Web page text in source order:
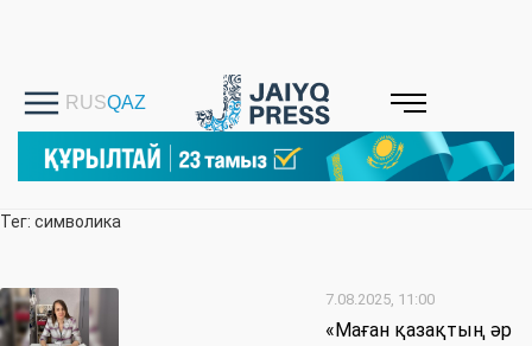
Тег: символика
7.08.2025, 11:00
«Маған қазақтың әр